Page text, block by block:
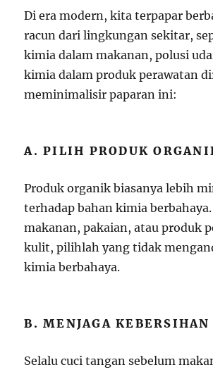
Di era modern, kita terpapar
racun dari lingkungan sekitar,
kimia dalam makanan, polusi
kimia dalam produk perawatan
meminimalisir paparan ini:
A. PILIH PRODUK
Produk organik biasanya lebih
terhadap bahan kimia
makanan, pakaian, atau produk
kulit, pilihlah yang tidak
kimia berbahaya.
B. MENJAGA KEBERSIHAN
Selalu cuci tangan sebelum